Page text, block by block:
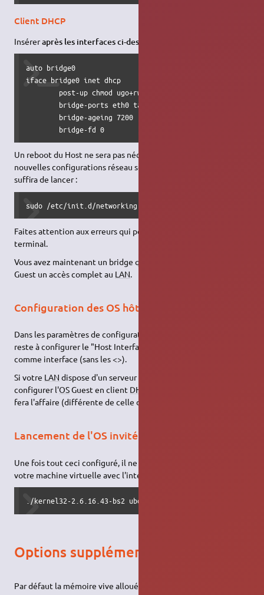
Client DHCP
Inséreraprès les interfaces ci-dessus
auto bridge0
iface bridge0 inet dhcp
        post-up chmod ugo+rw /dev/net/tun
        bridge-ports eth0 tap1
        bridge-ageing 7200
        bridge-fd 0
Un reboot du Host ne sera pas nécessaire, pour s'assurer que les
nouvelles configurations réseau sont bien prises en compte. Il
suffira de lancer :
sudo /etc/init.d/networking restart
Faites attention aux erreurs qui pourraient apparaitre dans le
terminal.
Vous avez maintenant un bridge qui met à disposition de l'
Guest un accès complet au LAN.
Configuration des OS hôte et invités
Dans les paramètres de configuration de l'
reste à configurer le "Host Interface Networking" avec <tap1>
comme interface (sans les <>).
Si votre LAN dispose d'un serveur
configurer l'OSGuest en client DHCP
fera l'affaire (différente de celle du Host, bien sûr).
Lancement de l'OS invité
Une fois tout ceci configuré, il ne vous reste plus qu'à lancer
votre machine virtuelle avec l'interface réseau :
./kernel32-2.6.16.43-bs2 ubd0=Ubuntu-FeistyFawn-i386-
Options supplémentaires
Par défaut la mémoire vive allouée à la machine virtuelle est 32